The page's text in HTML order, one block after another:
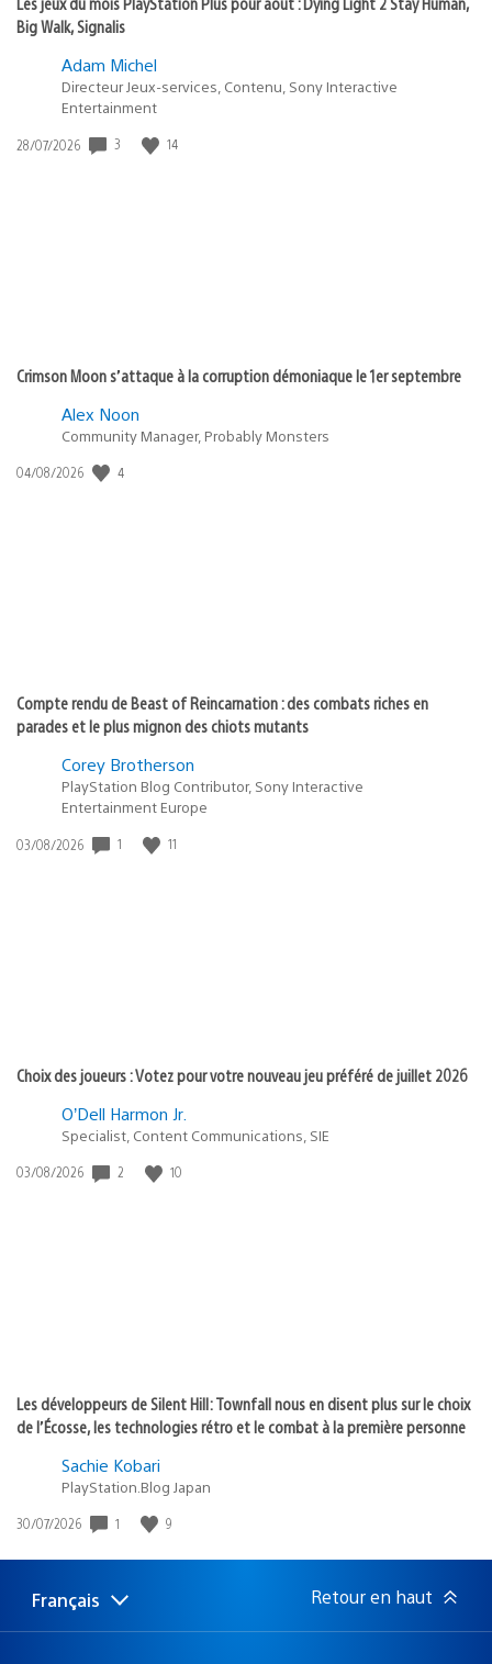
Big Walk, Signalis
Adam Michel
Directeur Jeux-services, Contenu, Sony Interactive
Entertainment
Date
28/07/2026 3 14
Crimson Moon s’attaque à la corruption démoniaque le 1er septembre
Alex Noon
Community Manager, Probably Monsters
Date
04/08/2026 4
Compte rendu de Beast of Reincarnation : des combats riches en
parades et le plus mignon des chiots mutants
Corey Brotherson
PlayStation Blog Contributor, Sony Interactive
Entertainment Europe
Date
03/08/2026 1 11
Choix des joueurs : Votez pour votre nouveau jeu préféré de juillet 2026
O’Dell Harmon Jr.
Specialist, Content Communications, SIE
Date
03/08/2026 2 10
Les développeurs de Silent Hill: Townfall nous en disent plus sur le choix
de l’Écosse, les technologies rétro et le combat à la première personne
Sachie Kobari
PlayStation.Blog Japan
Date
publication
30/07/2026 1 9
Choisir
une
Région
actuelle
Français Retour en haut